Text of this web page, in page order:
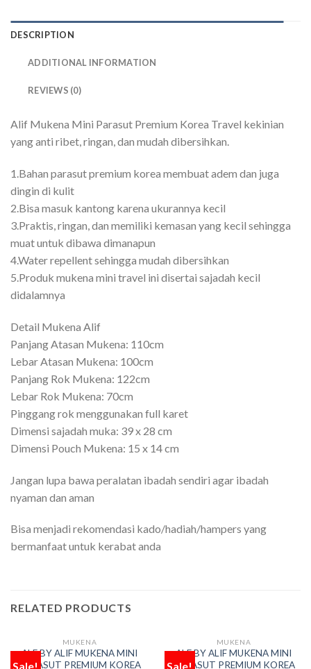
DESCRIPTION
ADDITIONAL INFORMATION
REVIEWS (0)
Alif Mukena Mini Parasut Premium Korea Travel kekinian
yang anti ribet, ringan, dan mudah dibersihkan.
1.Bahan parasut premium korea membuat adem dan juga
dingin di kulit
2.Bisa masuk kantong karena ukurannya kecil
3.Praktis, ringan, dan memiliki kemasan yang kecil sehingga
muat untuk dibawa dimanapun
4.Water repellent sehingga mudah dibersihkan
5.Produk mukena mini travel ini disertai sajadah kecil
didalamnya
Detail Mukena Alif
Panjang Atasan Mukena: 110cm
Lebar Atasan Mukena: 100cm
Panjang Rok Mukena: 122cm
Lebar Rok Mukena: 70cm
Pinggang rok menggunakan full karet
Dimensi sajadah muka: 39 x 28 cm
Dimensi Pouch Mukena: 15 x 14 cm
Jangan lupa bawa peralatan ibadah sendiri agar ibadah
nyaman dan aman
Bisa menjadi rekomendasi kado/hadiah/hampers yang
bermanfaat untuk kerabat anda
RELATED PRODUCTS
Sale!
Add
OUT OF STOCK
MUKENA
ALF BY ALIF MUKENA MINI
PARASUT PREMIUM KOREA
Sale!
Add
OUT OF STOCK
MUKENA
ALF BY ALIF MUKENA MINI
PARASUT PREMIUM KOREA